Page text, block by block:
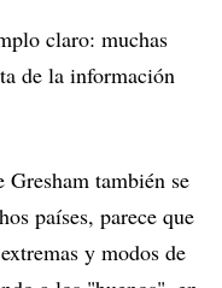
claro: muchas
de la información
Gresham también se
países, parece que
y modos de